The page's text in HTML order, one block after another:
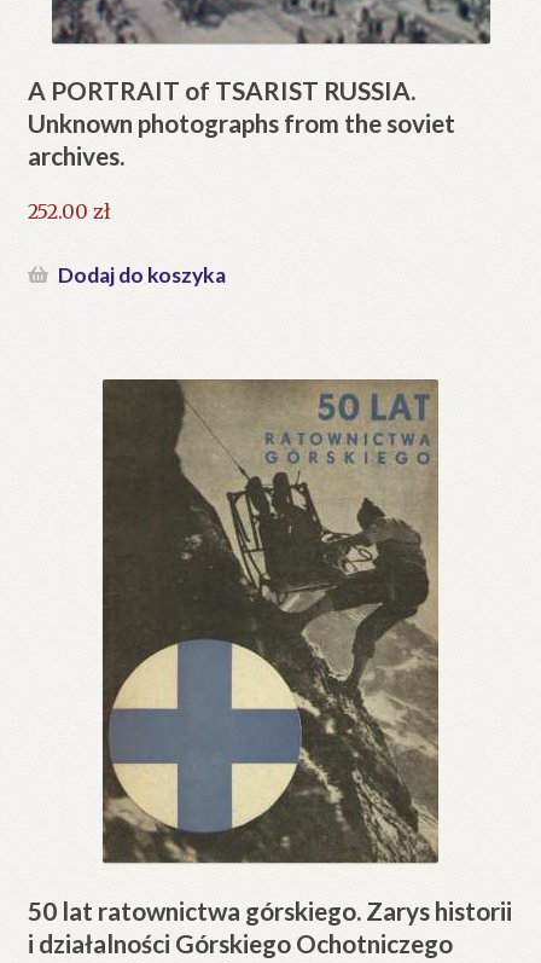
A PORTRAIT of TSARIST RUSSIA.
Unknown photographs from the soviet
archives.
252.00 zł
Dodaj do koszyka
50 lat ratownictwa górskiego. Zarys historii
i działalności Górskiego Ochotniczego